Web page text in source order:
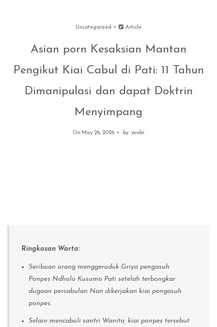
Uncategorized Article
Asian porn Kesaksian Mantan
Pengikut Kiai Cabul di Pati: 11 Tahun
Dimanipulasi dan dapat Doktrin
Menyimpang
On May 26, 2026 by yxwbr
Ringkasan Warta:
Seribuan orang menggeruduk Griya pengasuh
Ponpes Ndholo Kusumo Pati setelah terbongkar
dugaan percabulan Nan dikerjakan kiai pengasuh
ponpes.
Selain mencabuli santri Wanita, kiai ponpes tersebut